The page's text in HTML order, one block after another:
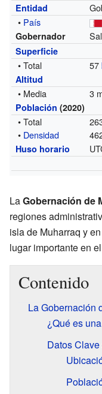
Entidad
• País
Gobernador
Superficie
• Total 57
Altitud
• Media 3
Población (2020)
• Total
• Densidad
Huso horario
LaGobernación de
regiones
isla de Muharraq y
lugar importante en
Contenido
La Gobernación
¿Qué es
Datos